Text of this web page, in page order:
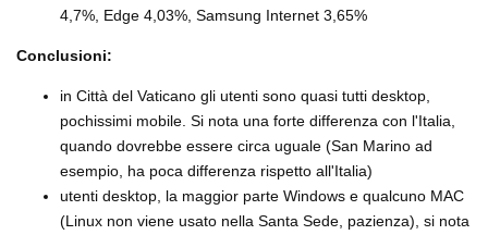
4,7%, Edge 4,03%, Samsung Internet 3,65%
Conclusioni:
in Città del Vaticano gli utenti sono quasi tutti desktop,
pochissimi mobile. Si nota una forte differenza con l'Italia,
quando dovrebbe essere circa uguale (San Marino ad
esempio, ha poca differenza rispetto all'Italia)
utenti desktop, la maggior parte Windows e qualcuno MAC
(Linux non viene usato nella Santa Sede, pazienza), si nota